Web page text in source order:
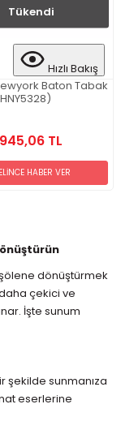
Tükendi
Hızlı Bakış
Baton Tabak
945,06 TL
HABER VER
dönüştürmek
çekici ve
İşte sunum
şekilde sunmanıza
eserlerine